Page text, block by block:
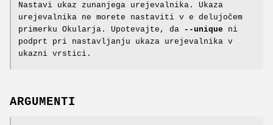
Nastavi ukaz zunanjega urejevalnika. Ukaza
urejevalnika ne morete nastaviti v e delujočem
primerku Okularja. Upotevajte, da
--unique ni
podprt pri nastavljanju ukaza urejevalnika v
ukazni vrstici.
ARGUMENTI